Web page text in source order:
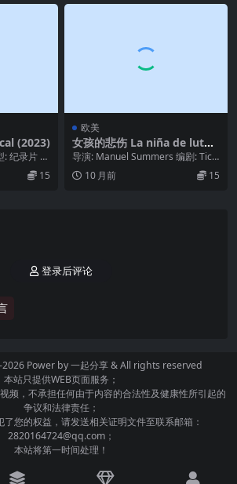
(2023)
纪录片 制
15
欧美
女孩的悲伤 La niña de luto
(1964)
导演: Manuel Summers 编剧: Tico
Medina / Fra...
10 月前 15
登录后评论
Power by一起分享& All rights reserved
本站只提供WEB页面服务；
频，不承担任何由于内容的合法性及健康性所引起的
争议和法律责任；
您的权益，请发送相关证明文件至联系邮箱：
2820164724@qq.com；
本站将第一时间处理！